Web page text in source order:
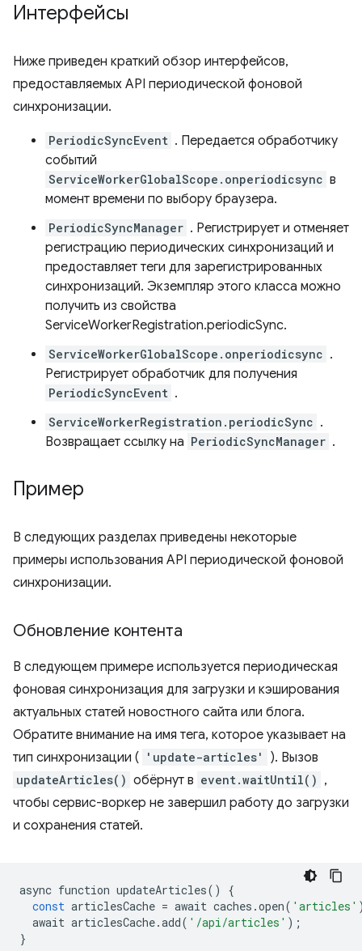
Интерфейсы
Ниже приведен краткий обзор интерфейсов,
предоставляемых API периодической фоновой
синхронизации.
PeriodicSyncEvent . Передается обработчику
событий
ServiceWorkerGlobalScope.onperiodicsync в
момент времени по выбору браузера.
PeriodicSyncManager . Регистрирует и отменяет
регистрацию периодических синхронизаций и
предоставляет теги для зарегистрированных
синхронизаций. Экземпляр этого класса можно
получить из свойства
ServiceWorkerRegistration.periodicSync.
ServiceWorkerGlobalScope.onperiodicsync .
Регистрирует обработчик для получения
PeriodicSyncEvent .
ServiceWorkerRegistration.periodicSync .
Возвращает ссылку на PeriodicSyncManager .
Пример
В следующих разделах приведены некоторые
примеры использования API периодической фоновой
синхронизации.
Обновление контента
В следующем примере используется периодическая
фоновая синхронизация для загрузки и кэширования
актуальных статей новостного сайта или блога.
Обратите внимание на имя тега, которое указывает на
тип синхронизации (
'update-articles' ). Вызов
updateArticles() обёрнут в event.waitUntil() ,
чтобы сервис-воркер не завершил работу до загрузки
и сохранения статей.
async function updateArticles()
{
const articlesCache = await caches .open( 'articles'
await articlesCache.add( '/api/articles' );
}